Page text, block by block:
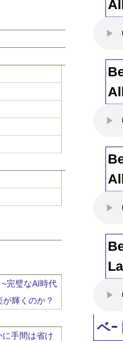
完璧なAI時代
輝くのか？
手間は省け
ベｰ